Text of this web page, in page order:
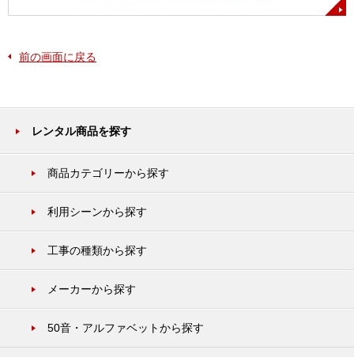
前の画面に戻る
レンタル商品を探す
商品カテゴリーから探す
利用シーンから探す
工事の種類から探す
メーカーから探す
50音・アルファベットから探す